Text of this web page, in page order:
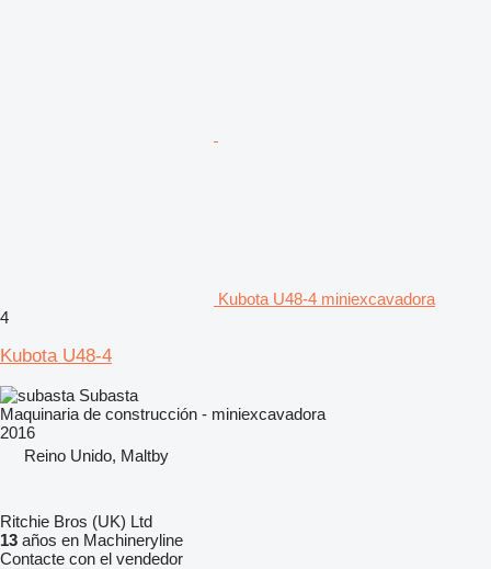
Kubota U48-4 miniexcavadora
4
Kubota U48-4
Subasta
Maquinaria de construcción - miniexcavadora
2016
Reino Unido, Maltby
Ritchie Bros (UK) Ltd
13 años en Machineryline
Contacte con el vendedor